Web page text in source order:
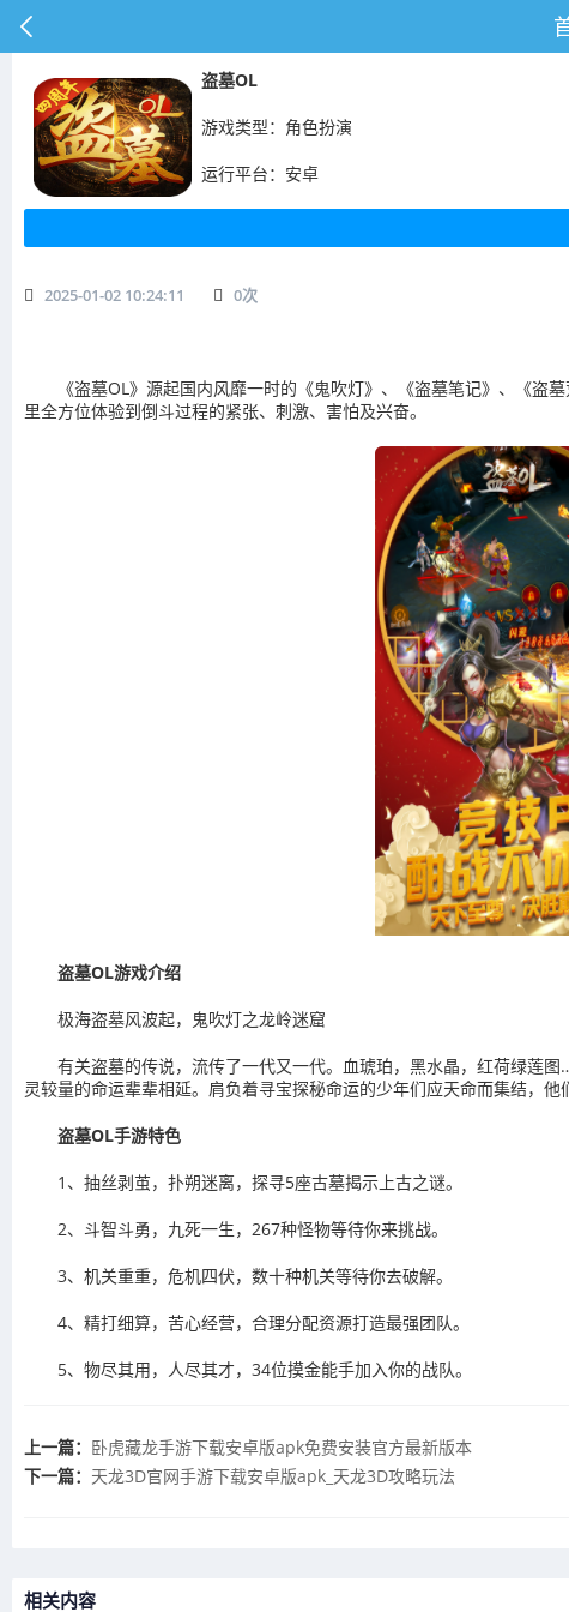
盗墓OL
游戏类型：角色扮演
运行平台：安卓
2025-01-02 10:24:11 0次
《盗墓OL》源起国内风靡一时的《鬼吹灯》、《盗墓笔记》、《
里全方位体验到倒斗过程的紧张、刺激、害怕及兴奋。
盗墓OL游戏介绍
极海盗墓风波起，鬼吹灯之龙岭迷窟
有关盗墓的传说，流传了一代又一代。血琥珀，黑水晶，红荷绿莲
灵较量的命运辈辈相延。肩负着寻宝探秘命运的少年们应天命而集结，
盗墓OL手游特色
1、抽丝剥茧，扑朔迷离，探寻5座古墓揭示上古之谜。
2、斗智斗勇，九死一生，267种怪物等待你来挑战。
3、机关重重，危机四伏，数十种机关等待你去破解。
4、精打细算，苦心经营，合理分配资源打造最强团队。
5、物尽其用，人尽其才，34位摸金能手加入你的战队。
上一篇： ​卧虎藏龙手游下载安卓版apk免费安装官方最新版本
下一篇： ​天龙3D官网手游下载安卓版apk_天龙3D攻略玩法
相关内容